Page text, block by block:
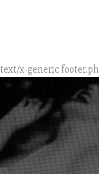
text/x-generic